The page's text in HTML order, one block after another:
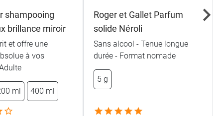
shampooing
brillance miroir
et offre une
à vos
ml 400 ml
Roger et Gallet Parfum
solide Néroli
Sans alcool - Tenue longue
durée - Format nomade
5 g